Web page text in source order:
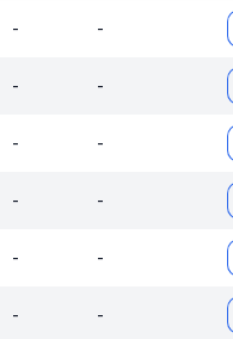
- -
- -
- -
- -
- -
- -